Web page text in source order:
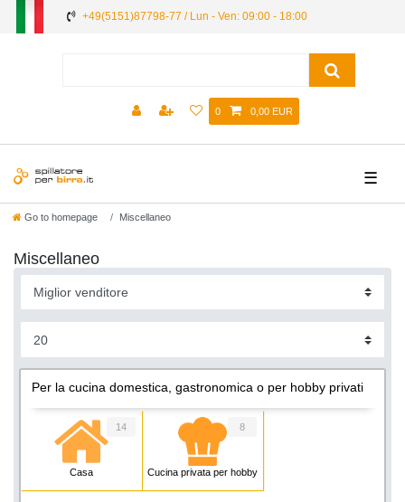
+49(5151)87798-77 / Lun - Ven: 09:00 - 18:00
0 0,00 EUR
☰
Go to homepage Miscellaneo
Miscellaneo
Per la cucina domestica, gastronomica o per hobby privati
Casa
14
Cucina privata per hobby
8